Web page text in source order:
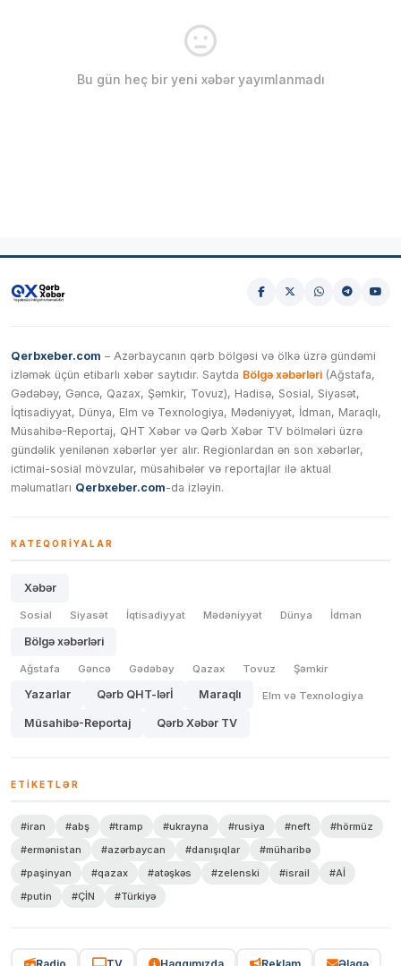
Bu gün heç bir yeni xəbər yayımlanmadı
Qerbxeber.com – Azərbaycanın qərb bölgəsi və ölkə üzrə gündəmi
izləmək üçün etibarlı xəbər saytıdır. Saytda Bölgə xəbərləri (Ağstafa,
Gədəbəy, Gəncə, Qazax, Şəmkir, Tovuz), Hadisə, Sosial, Siyasət,
İqtisadiyyat, Dünya, Elm və Texnologiya, Mədəniyyət, İdman, Maraqlı,
Müsahibə-Reportaj, QHT Xəbər və Qərb Xəbər TV bölmələri üzrə
gündəlik yenilənən xəbərlər yer alır. Regionlardan ən son xəbərlər,
ictimai-sosial mövzular, müsahibələr və reportajlar ilə aktual
məlumatları Qerbxeber.com-da izləyin.
KATEQORIYALAR
Xəbər
Sosial Siyasət İqtisadiyyat Mədəniyyət Dünya İdman
Bölgə xəbərləri
Ağstafa Gəncə Gədəbəy Qazax Tovuz Şəmkir
Yazarlar Qərb QHT-lərİ Maraqlı Elm və Texnologiya
Müsahibə-Reportaj Qərb Xəbər TV
ETIKETLƏR
#iran #abş #tramp #ukrayna #rusiya #neft
#hörmüz
#ermənistan
#azərbaycan #danışıqlar
#müharibə
#paşinyan
#qazax #atəşkəs #zelenski #israil
#Aİ
#putin
#ÇİN #Türkiyə